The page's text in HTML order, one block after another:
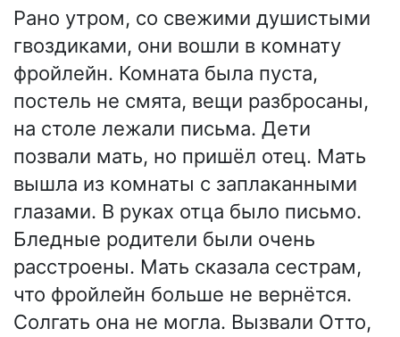
Рано утром, со свежими душистыми
гвоздиками, они вошли в комнату
фройлейн. Комната была пуста,
постель не смята, вещи разбросаны,
на столе лежали письма. Дети
позвали мать, но пришёл отец. Мать
вышла из комнаты с заплаканными
глазами. В руках отца было письмо.
Бледные родители были очень
расстроены. Мать сказала сестрам,
что фройлейн больше не вернётся.
Солгать она не могла. Вызвали Отто,